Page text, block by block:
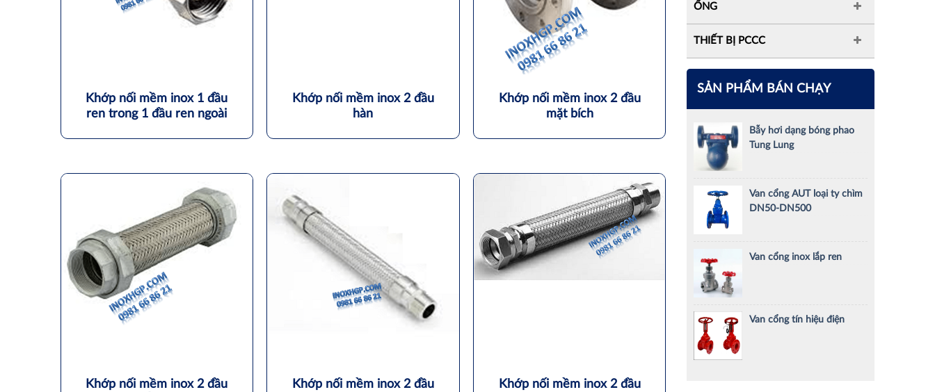
Khớp nối mềm inox 1 đầu
ren trong 1 đầu ren ngoài
Khớp nối mềm inox 2 đầu
hàn
Khớp nối mềm inox 2 đầu
mặt bích
Khớp nối mềm inox 2 đầu
Khớp nối mềm inox 2 đầu
Khớp nối mềm inox 2 đầu
ỐNG
THIẾT BỊ PCCC
SẢN PHẨM BÁN CHẠY
Bẫy hơi dạng bóng phao
Tung Lung
Van cổng AUT loại ty chìm
DN50-DN500
Van cổng inox lắp ren
Van cổng tín hiệu điện